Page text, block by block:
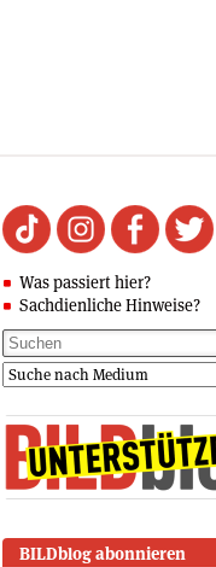
Was passiert hier?
Sachdienliche Hinweise?
BILDblog abonnieren